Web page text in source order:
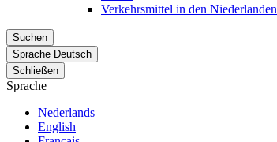
Verkehrsmittel in den Niederlanden
Suchen
Sprache Deutsch
Schließen
Sprache
Nederlands
English